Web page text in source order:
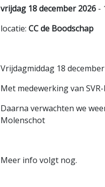
vrijdag 18 december 2026 -
locatie: CC de Boodschap
Vrijdagmiddag 18
Met medewerking van
Daarna verwachten we
Molenschot
Meer info volgt nog.